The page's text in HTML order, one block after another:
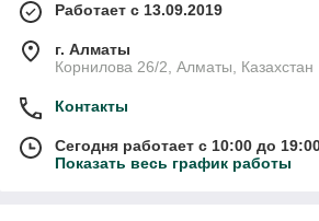
Работает с 13.09.2019
г. Алматы
Корнилова 26/2, Алматы, Казахстан
Контакты
Сегодня работает с 10:00 до
Показать весь график работы